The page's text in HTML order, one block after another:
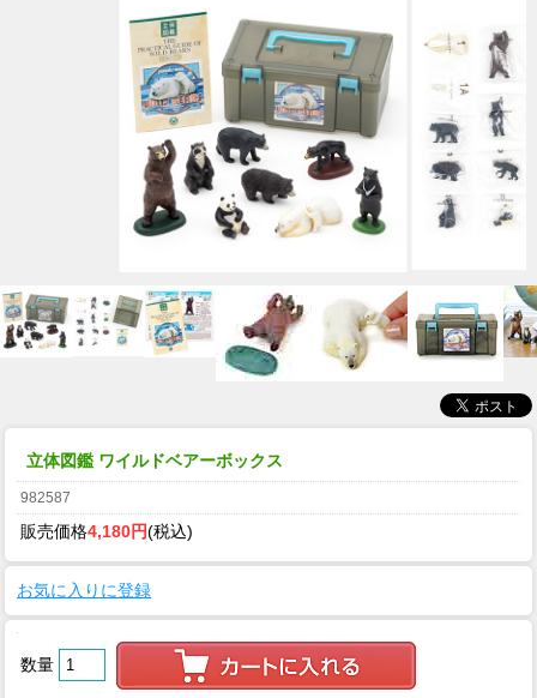
立体図鑑 ワイルドベアーボックス
982587
販売価格4,180円(税込)
お気に入りに登録
数量